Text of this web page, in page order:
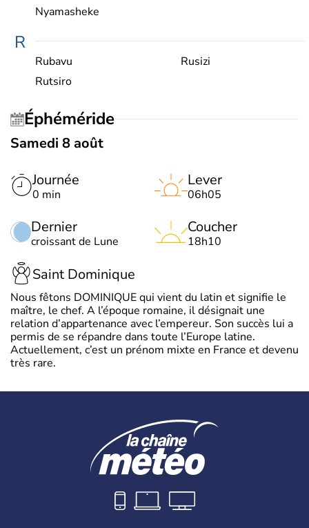
Nyamasheke
R
Rubavu
Rusizi
Rutsiro
Éphéméride
Samedi 8 août
Journée
0 min
Dernier
croissant de Lune
Lever
06h05
Coucher
18h10
Saint Dominique
Nous fêtons DOMINIQUE qui vient du latin et signifie le
maître, le chef. A l’époque romaine, il désignait une
relation d’appartenance avec l’empereur. Son succès lui a
permis de se répandre dans toute l’Europe latine.
Actuellement, c’est un prénom mixte en France et devenu
très rare.